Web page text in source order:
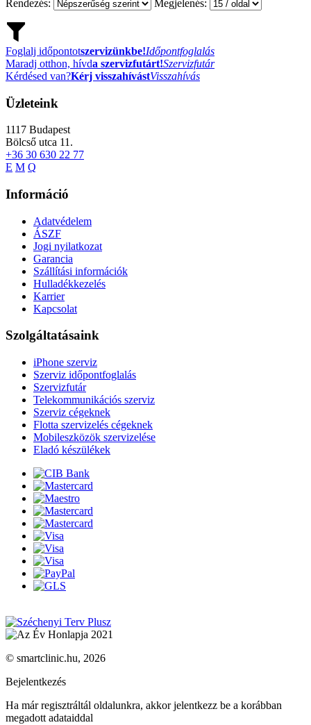
Rendezés: Megjelenés:
Foglalj időpontotszervizünkbe!Időpontfoglalás
Maradj otthon, hívda szervizfutárt!Szervizfutár
Kérdésed van?Kérj visszahívástVisszahívás
Üzleteink
1117 Budapest
Bölcső utca 11.
+36 30 630 22 77
E M Q
Információ
Adatvédelem
ÁSZF
Jogi nyilatkozat
Garancia
Szállítási információk
Hulladékkezelés
Karrier
Kapcsolat
Szolgáltatásaink
iPhone szerviz
Szerviz időpontfoglalás
Szervizfutár
Telekommunikációs szerviz
Szerviz cégeknek
Flotta szervizelés cégeknek
Mobileszközök szervizelése
Eladó készülékek
© smartclinic.hu, 2026
Bejelentkezés
Ha már regisztráltál oldalunkra, akkor jelentkezz be a korábban
megadott adataiddal